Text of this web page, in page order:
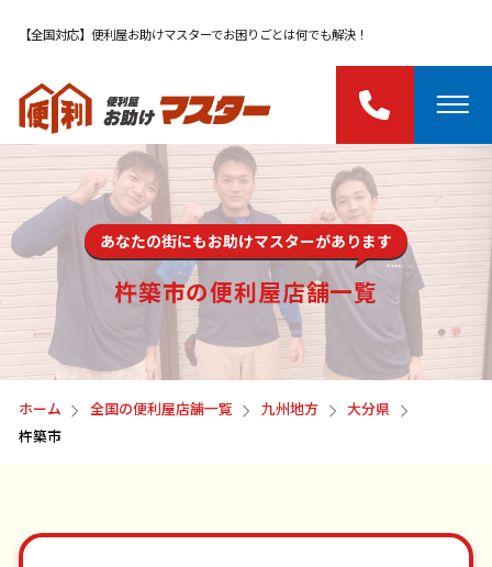
【全国対応】便利屋お助けマスターでお困りごとは何でも解決！
あなたの街にもお助けマスターがあります
杵築市の便利屋店舗一覧
ホーム 全国の便利屋店舗一覧 九州地方
大分県
杵築市